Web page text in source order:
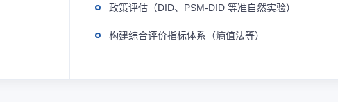
政策评估（DID、PSM-DID 等准自然实验）
构建综合评价指标体系（熵值法等）